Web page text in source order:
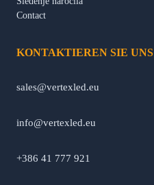
Contact
KONTAKTIEREN SIE UNS
sales@vertexled.eu
info@vertexled.eu
+386 41 777 921